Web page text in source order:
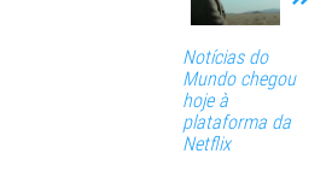
Notícias do
Mundo chegou
hoje à
plataforma da
Netflix